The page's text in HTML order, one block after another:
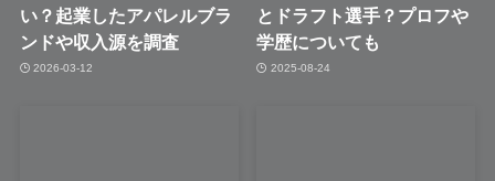
い？起業したアパレルブラ
ンドや収入源を調査
2026-03-12
とドラフト選手？プロフや
学歴についても
2025-08-24